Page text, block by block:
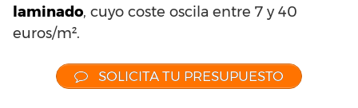
laminado, cuyo coste oscila entre 7 y 40
euros/m².
SOLICITA TU PRESUPUESTO